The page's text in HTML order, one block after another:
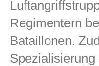
Regimentern
Bataillonen.